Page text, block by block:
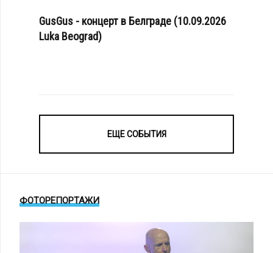
GusGus - концерт в Белграде (10.09.2026
Luka Beograd)
ЕЩЕ СОБЫТИЯ
ФОТОРЕПОРТАЖИ